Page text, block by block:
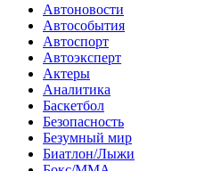
Автоновости
Автособытия
Автоспорт
Автоэксперт
Актеры
Аналитика
Баскетбол
Безопасность
Безумный мир
Биатлон/Лыжи